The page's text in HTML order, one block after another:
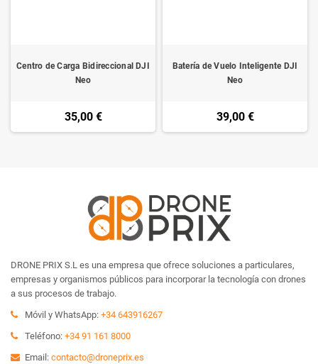
Centro de Carga Bidireccional DJI
Neo
35,00 €
Batería de Vuelo Inteligente DJI
Neo
39,00 €
DRONE PRIX S.L es una empresa que ofrece soluciones a particulares,
empresas y organismos públicos para incorporar la tecnología con drones
a sus procesos de trabajo.
Móvil y WhatsApp: +34 643916267
Teléfono: +34 91 161 8000
Email: contacto@droneprix.es